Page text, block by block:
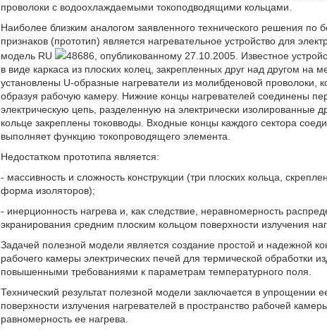
проволоки с водоохлаждаемыми токоподводящими кольцами.
Наиболее близким аналогом заявленного технического решения по
признаков (прототип) является нагревательное устройство для
модель RU
48686, опубликованному 27.10.2005. Известное
в виде каркаса из плоских колец, закрепленных друг над другом на
установлены U-образные нагреватели из молибденовой проволоки,
образуя рабочую камеру. Нижние концы нагревателей соединены
электрическую цепь, разделенную на электрически изолированные
кольце закреплены токовводы. Входные концы каждого сектора
выполняет функцию токопроводящего элемента.
Недостатком прототипа является:
- массивность и сложность конструкции (три плоских кольца,
форма изоляторов);
- инерционность нагрева и, как следствие, неравномерность
экранирования средним плоским кольцом поверхности излучения
Задачей полезной модели является создание простой и надежной
рабочего камеры электрических печей для термической обработки
повышенными требованиями к параметрам температурного поля.
Технический результат полезной модели заключается в упрощении
поверхности излучения нагревателей в пространство рабочей
равномерность ее нагрева.